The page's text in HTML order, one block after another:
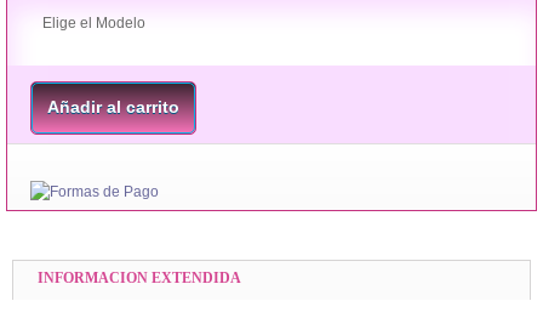
Elige el Modelo
Añadir al carrito
INFORMACION EXTENDIDA